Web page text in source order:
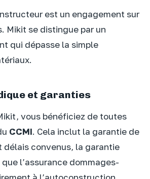
est un engagement sur
Mikit se distingue par un
qui dépasse la simple
et garanties
vous bénéficiez de toutes
CCMI. Cela inclut la garantie de
délais convenus, la garantie
l’assurance dommages-